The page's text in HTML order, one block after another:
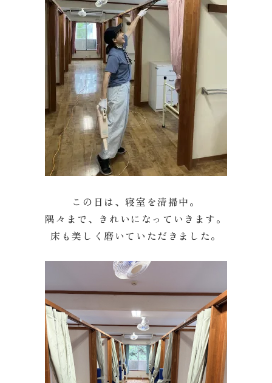
この日は、寝室を清掃中。
隅々まで、きれいになっていきます。
床も美しく磨いていただきました。